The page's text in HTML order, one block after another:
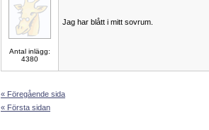
Antal inlägg:
4380
Jag har blått i mitt sovrum.
« Föregående sida
« Första sidan